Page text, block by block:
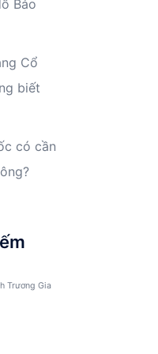
Bảo
Cổ
biết
có cần
Trương Gia